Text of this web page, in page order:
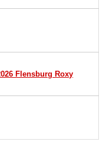
Flensburg Roxy